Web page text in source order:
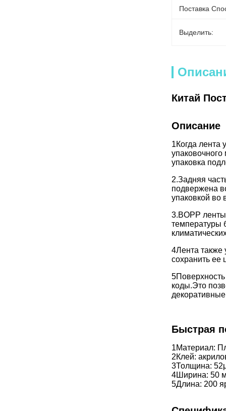
Поставка
Выделить:
Китай
Описание
1Когда лента
упаковка
2.Задняя
подвержена
упаковкой во
3.BOPP
температуры
4Лента также
сохранить ее
5Поверхность
коды.Это
Быстрая
1Материал:
2Клей:
3Толщина: 52
4Ширина: 50
5Длина: 200